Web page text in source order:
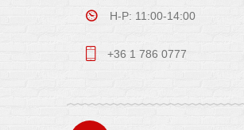
H-P: 11:00-14:00
+36 1 786 0777